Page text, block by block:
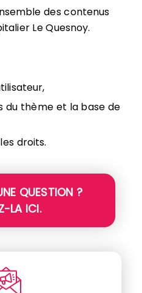
des contenus
Le Quesnoy.
du thème et la base de
droits.
QUESTION ?
LA ICI.